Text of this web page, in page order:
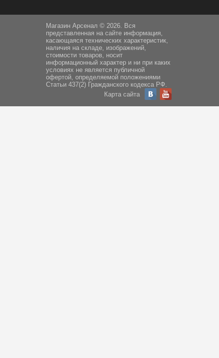
Магазин Арсенал © 2026. Вся
представленная на сайте информация,
касающаяся технических характеристик,
наличия на складе, изображений,
стоимости товаров, носит
информационный характер и ни при каких
условиях не является публичной
офертой, определяемой положениями
Статьи 437(2) Гражданского кодекса РФ.
Карта сайта